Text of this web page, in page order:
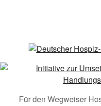
Für den Wegweiser